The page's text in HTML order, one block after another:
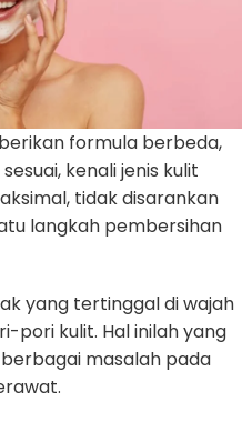
formula berbeda,
kenali jenis kulit
tidak disarankan
langkah pembersihan
yang tertinggal di wajah
pori kulit. Hal inilah yang
masalah pada